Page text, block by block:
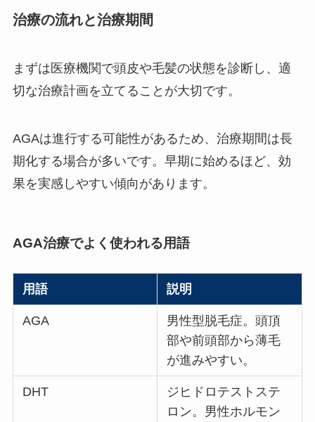
治療の流れと治療期間
まずは医療機関で頭皮や毛髪の状態を診断し、適
切な治療計画を立てることが大切です。
AGAは進行する可能性があるため、治療期間は長
期化する場合が多いです。早期に始めるほど、効
果を実感しやすい傾向があります。
AGA治療でよく使われる用語
用語 説明
AGA
男性型脱毛症。頭頂
部や前頭部から薄毛
が進みやすい。
DHT
ジヒドロテストステ
ロン。男性ホルモン